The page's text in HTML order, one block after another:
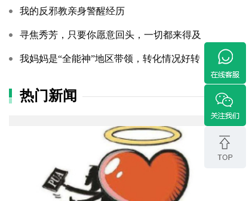
我的反邪教亲身警醒经历
寻焦秀芳，只要你愿意回头，一切都来得及
我妈妈是“全能神”地区带领，转化情况好转
热门新闻